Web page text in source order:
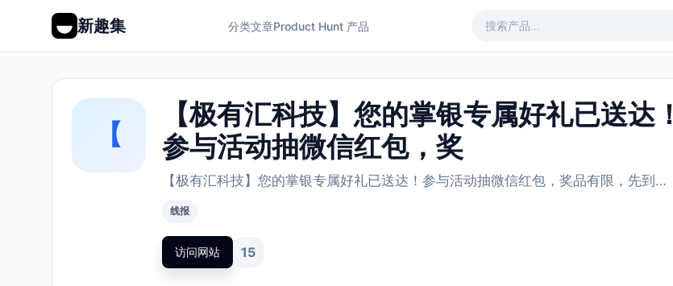
新趣集 分类文章Product Hunt 产品
【
【极有汇科技】您的掌银专属好礼已送达！
参与活动抽微信红包，奖
【极有汇科技】您的掌银专属好礼已送达！参与活动抽微信红包，奖品有限，先到…
线报
访问网站 15